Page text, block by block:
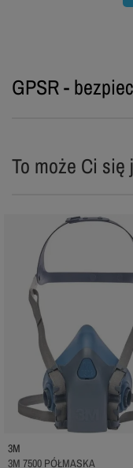
GPSR -
To może Ci się
3M
3M 7500 PÓŁMASKA